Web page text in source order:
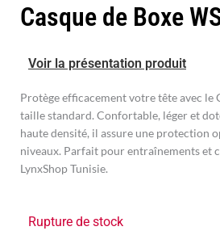
Casque de Boxe
Voir la présentation produit
Protège efficacement votre tête avec le
taille standard. Confortable, léger et
haute densité, il assure une protection
niveaux. Parfait pour entraînements et
LynxShop Tunisie.
Rupture de stock